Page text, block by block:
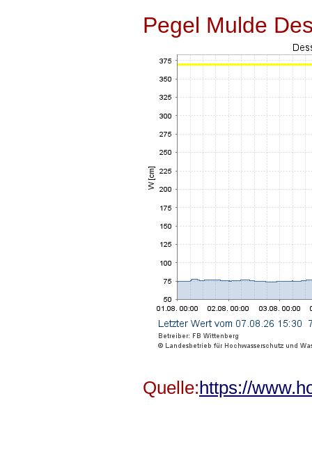
Pegel Mulde
Quelle: https://